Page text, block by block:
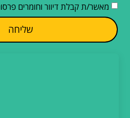
מאשר/ת קבלת דיוור וחומרים
שליחה